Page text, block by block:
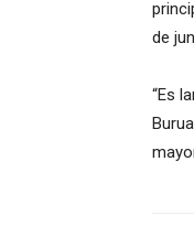
de
“Es